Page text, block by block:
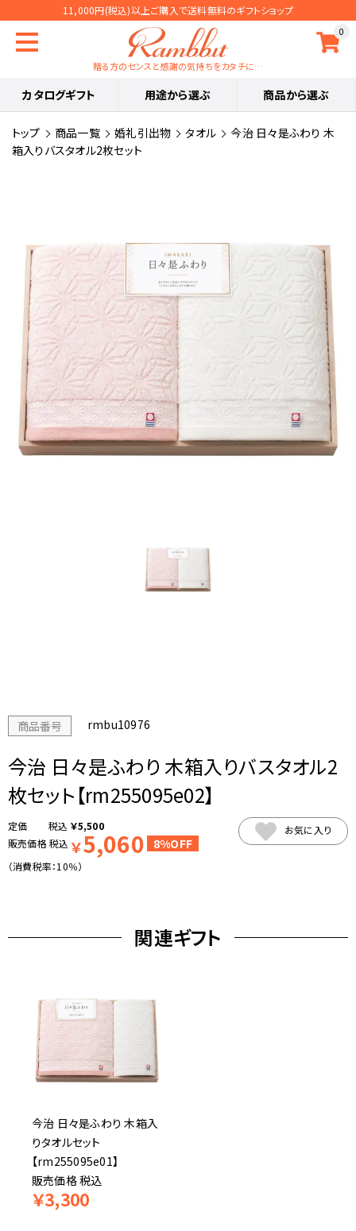
11,000円(税込)以上ご購入で送料無料のギフトショップ
0
贈る方のセンスと感謝の気持ちをカタチに…
カタログギフト 用途から選ぶ 商品から選ぶ
トップ 商品一覧 婚礼引出物 タオル
今治 日々是ふわり 木
箱入りバスタオル2枚セット
商品番号 rmbu10976
今治 日々是ふわり 木箱入りバスタオル2
枚セット【rm255095e02】
税込 ￥5,500
販売価格税込 ￥5,060 8%OFF
（消費税率：10％）
お気に入り
関連ギフト
今治 日々是ふわり 木箱入
りタオルセット
【rm255095e01】
販売価格税込
￥3,300